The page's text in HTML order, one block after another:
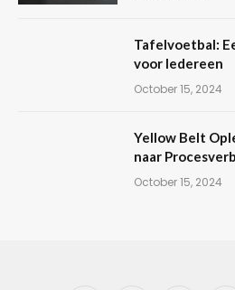
Tafelvoetbal:
voor Iedereen
October 15, 2024
Yellow Belt
naar
October 15, 2024